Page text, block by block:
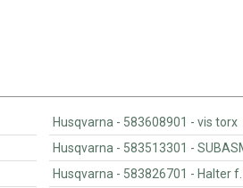
Husqvarna - 583608901 - vis torx
Husqvarna -
Husqvarna -